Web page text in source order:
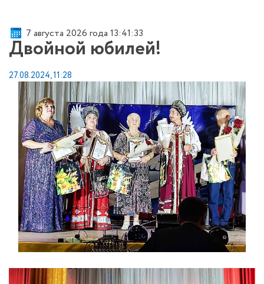
7 августа 2026 года 13:41:34
Двойной юбилей!
27.08.2024, 11:28